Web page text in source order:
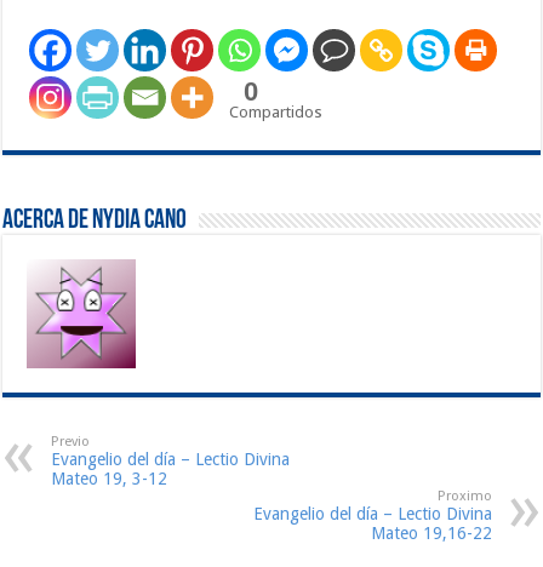
0
Compartidos
Acerca de Nydia Cano
Previo
Evangelio del día – Lectio Divina
Mateo 19, 3-12
Proximo
Evangelio del día – Lectio Divina
Mateo 19,16-22